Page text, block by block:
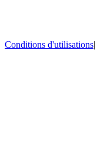
Conditions d'utilisations|